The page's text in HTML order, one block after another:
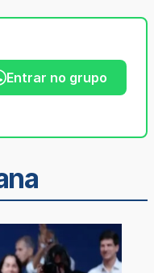
Entrar no grupo